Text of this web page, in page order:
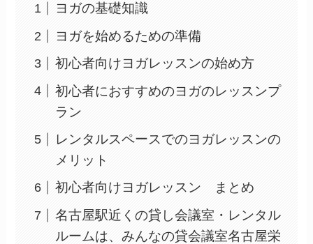
ヨガの基礎知識
ヨガを始めるための準備
初心者向けヨガレッスンの始め方
初心者におすすめのヨガのレッスンプ
ラン
レンタルスペースでのヨガレッスンの
メリット
初心者向けヨガレッスン まとめ
名古屋駅近くの貸し会議室・レンタル
ルームは、みんなの貸会議室名古屋栄